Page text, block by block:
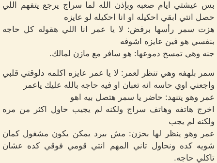
بس عيشتي ايام صعبه وبإذن الله لما سراج يرجع يتفهم اللي
حصل انتي ابقي احكيله او انا احكيله لو عايزه
هزت سمر رأسها برفض: لا يا عمر انا اللي هقوله كل حاجه
بنفسي هو فين عايزه اشوفه
جنه وهي تمسح دموعها: هو سافر مع مازن لمالك.
سمر بلهفه وهي تنظر لعمر: لا يا عمر عايزه اكلمه دلوقتي قلبي
واجعني اوي حاسه انه تعبان او فيه حاجه بالله عليك ياعمر
عمر وهو يتنهد: حاضر يا سمر هتصل بيه اهو
اخرج هاتفه وهاتف سراج ولكنه لم يجيب حاول اكثر من مره
ولكنه لم يجب
عمر وهو ينظر لها بحزن: مش بيرد يمكن يكون مشغول كمان
شويه كده ونحاول تاني المهم انتي قومي فوقي كده عشان
تاكلي حاجه.